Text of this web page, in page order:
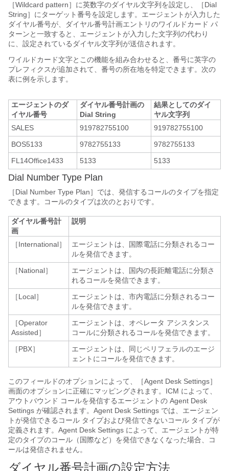
［Wildcard pattern］に英数字のダイヤル文字列を設定し、［Dial
String］にターゲット番号を設定します。エージェントが入力した
ダイヤル番号が、ダイヤル番号計画エントリのワイルドカード パ
ターンと一致すると、エージェントが入力した文字列の代わり
に、設定されているダイヤル文字列が送信されます。
ワイルドカード文字とこの機能を組み合わせると、番号に英字の
プレフィクスが追加されて、番号の所在地を特定できます。次の
表に例を示します。
エージェントのダ
イヤル番号
ダイヤル番号計画の
Dial String
結果としてのダイ
ヤル文字列
SALES
919782755100
919782755100
BOS5133
9782755133
9782755133
FL14Office1433
5133 5133
Dial Number Type Plan
［Dial Number Type Plan］では、発信するコールのタイプを指定
できます。コールのタイプは次のとおりです。
ダイヤル番号計
画
説明
［International］
エージェントは、国際電話に分類されるコー
ルを発信できます。
［National］
エージェントは、国内の長距離電話に分類さ
れるコールを発信できます。
［Local］
エージェントは、市内電話に分類されるコー
ルを発信できます。
［Operator
Assisted］
エージェントは、オペレータ アシスタンス
コールに分類されるコールを発信できます。
［PBX］
エージェントは、同じペリフェラルのエージ
ェントにコールを発信できます。
このフィールドのオプションによって、［Agent Desk Settings］
画面のオプションに正確にマッピングされます。ICM によって、
アウトバウンド コールを発信するエージェントの Agent Desk
Settings が確認されます。Agent Desk Settings では、エージェン
トが発信できるコール タイプおよび発信できないコール タイプが
定義されます。Agent Desk Settings によって、エージェントが特
定のタイプのコール（国際など）を発信できなくなった場合、コ
ールは発信されません。
ダイヤル番号計画の設定方法